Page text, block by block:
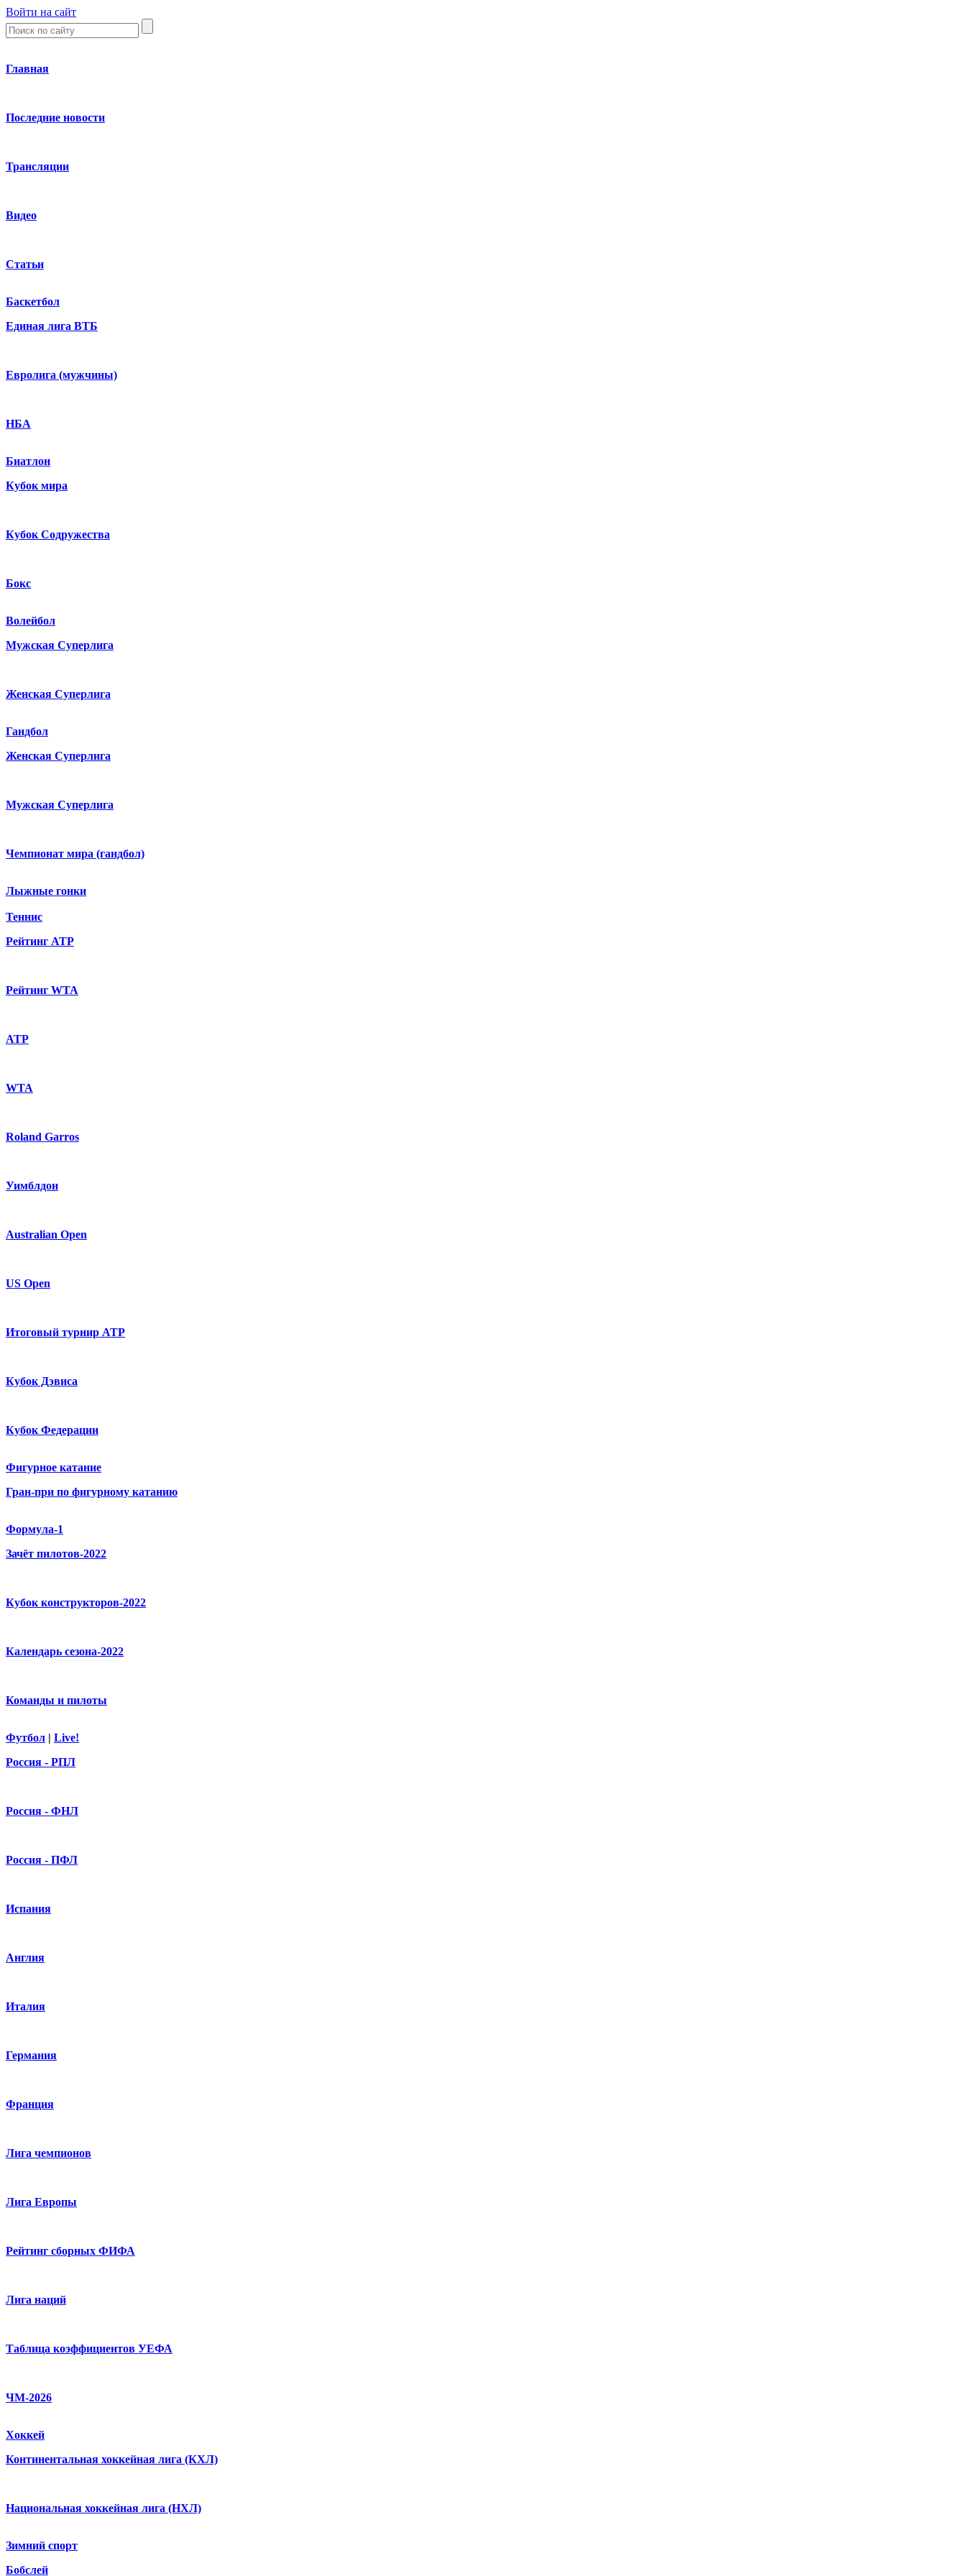
Войти на сайт
Главная
Последние новости
Трансляции
Видео
Статьи
Баскетбол
Единая лига ВТБ
Евролига (мужчины)
НБА
Биатлон
Кубок мира
Кубок Содружества
Бокс
Волейбол
Мужская Суперлига
Женская Суперлига
Гандбол
Женская Суперлига
Мужская Суперлига
Чемпионат мира (гандбол)
Лыжные гонки
Теннис
Рейтинг ATP
Рейтинг WTA
ATP
WTA
Roland Garros
Уимблдон
Australian Open
US Open
Итоговый турнир ATP
Кубок Дэвиса
Кубок Федерации
Фигурное катание
Гран-при по фигурному катанию
Формула-1
Зачёт пилотов-2022
Кубок конструкторов-2022
Календарь сезона-2022
Команды и пилоты
Футбол | Live!
Россия - РПЛ
Россия - ФНЛ
Россия - ПФЛ
Испания
Англия
Италия
Германия
Франция
Лига чемпионов
Лига Европы
Рейтинг сборных ФИФА
Лига наций
Таблица коэффициентов УЕФА
ЧМ-2026
Хоккей
Континентальная хоккейная лига (КХЛ)
Национальная хоккейная лига (НХЛ)
Зимний спорт
Бобслей